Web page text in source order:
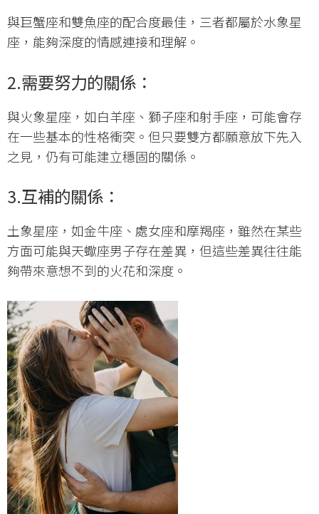
與巨蟹座和雙魚座的配合度最佳，三者都屬於水象星
座，能夠深度的情感連接和理解。
2.需要努力的關係：
與火象星座，如白羊座、獅子座和射手座，可能會存
在一些基本的性格衝突。但只要雙方都願意放下先入
之見，仍有可能建立穩固的關係。
3.互補的關係：
土象星座，如金牛座、處女座和摩羯座，雖然在某些
方面可能與天蠍座男子存在差異，但這些差異往往能
夠帶來意想不到的火花和深度。